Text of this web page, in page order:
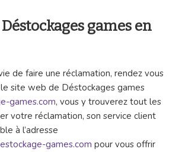
games en
de faire une réclamation, rendez vous
site web de Déstockages games
games.com, vous y trouverez tout les
votre réclamation, son service client
à l’adresse
games.com pour vous offrir